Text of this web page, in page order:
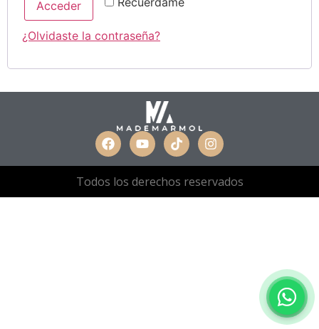
Acceder
¿Olvidaste la contraseña?
Todos los derechos reservados